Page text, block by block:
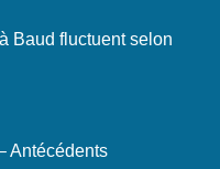
Baud fluctuent selon
Antécédents